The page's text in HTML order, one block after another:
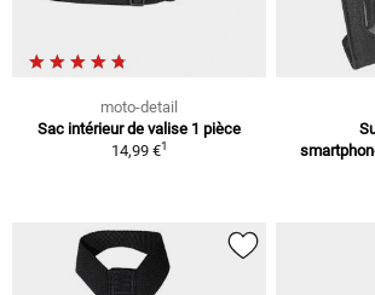
moto-detail
Sac intérieur de valise 1 pièce
14,99 €1